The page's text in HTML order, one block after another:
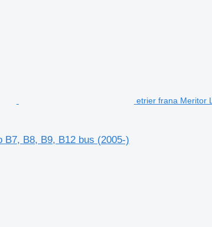
etrier frana Meritor
B7, B8, B9, B12 bus (2005-)